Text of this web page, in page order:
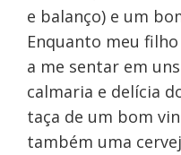
e balanço) e um
Enquanto meu
a me sentar em
calmaria e delícia
taça de um bom
também uma